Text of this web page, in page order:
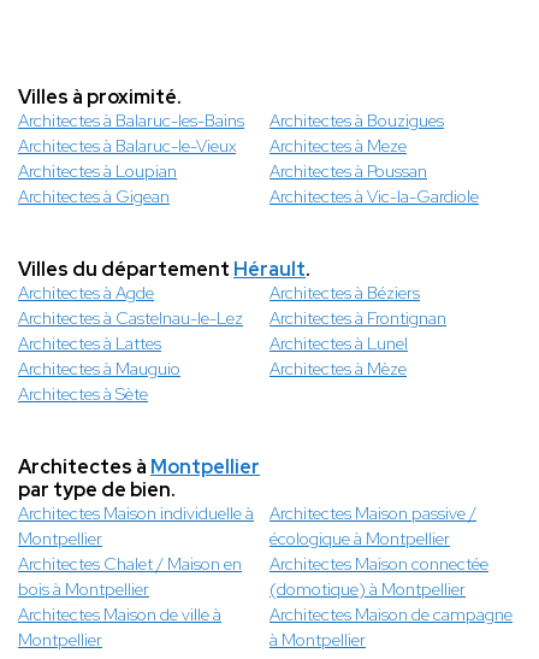
Villes à proximité.
Architectes à Balaruc-les-Bains
Architectes à Bouzigues
Architectes à Balaruc-le-Vieux
Architectes à Meze
Architectes à Loupian
Architectes à Poussan
Architectes à Gigean
Architectes à Vic-la-Gardiole
Villes du département Hérault.
Architectes à Agde
Architectes à Béziers
Architectes à Castelnau-le-Lez
Architectes à Frontignan
Architectes à Lattes
Architectes à Lunel
Architectes à Mauguio
Architectes à Mèze
Architectes à Sète
Architectes à Montpellier
par type de bien.
Architectes Maison individuelle à
Montpellier
Architectes Maison passive /
écologique à Montpellier
Architectes Chalet / Maison en
bois à Montpellier
Architectes Maison connectée
(domotique) à Montpellier
Architectes Maison de ville à
Montpellier
Architectes Maison de campagne
à Montpellier